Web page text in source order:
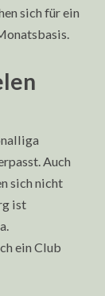
sich für ein
Auch
sich nicht
ist
ein Club